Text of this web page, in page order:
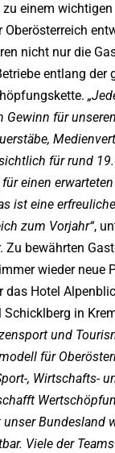
einem wichtigen
nicht nur die
entlang der
Gewinn für
für rund
einen
ist eine
zum Vorjahr“,
Zu bewährten
wieder neue
das Hotel
in
und
für
, Wirtschafts-
Bundesland
Viele der